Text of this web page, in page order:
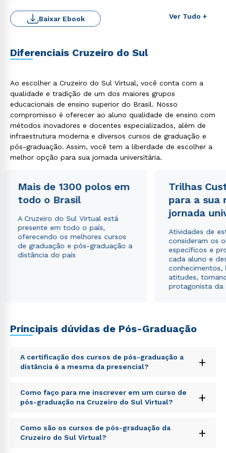
Ver Tudo +
Baixar Ebook
Diferenciais Cruzeiro do Sul
Ao escolher a Cruzeiro do Sul Virtual, você conta com a
qualidade e tradição de um dos maiores grupos
educacionais de ensino superior do Brasil. Nosso
compromisso é oferecer ao aluno qualidade de ensino com
métodos inovadores e docentes especializados, além de
infraestrutura moderna e diversos cursos de graduação e
pós-graduação. Assim, você tem a liberdade de escolher a
melhor opção para sua jornada universitária.
Mais de 1300 polos em
todo o Brasil
A Cruzeiro do Sul Virtual está
presente em todo o país,
oferecendo os melhores cursos
de graduação e pós-graduação a
distância do país
Trilhas
para a sua
jornada
Atividades de
consideram os
específicos e
cada aluno e
conhecimentos,
atitudes,
protagonista da
Principais dúvidas de Pós-Graduação
A certificação dos cursos de pós-graduação a
distância é a mesma da presencial?
+
Sed ut perspiciatis unde omnis iste natus error sit
voluptatem accusantium doloremque laudantium,
totam rem aperiam, eaque ipsa quae ab illo inventore
explicabo. Nemo enim ipsam voluptatem quia
voluptas sit aspernatur aut odit aut fugit, sed quia
Como faço para me inscrever em um curso de
pós-graduação na Cruzeiro do Sul Virtual?
+
Sed ut perspiciatis unde omnis iste natus error sit
voluptatem accusantium doloremque laudantium,
Como são os cursos de pós-graduação da
Cruzeiro do Sul Virtual?
+
Rápido e fácil
WhatsApp
ou
Estou de acordo com aPolítica de Privacidade.e
autorizo que meus dados sejam utilizados para o